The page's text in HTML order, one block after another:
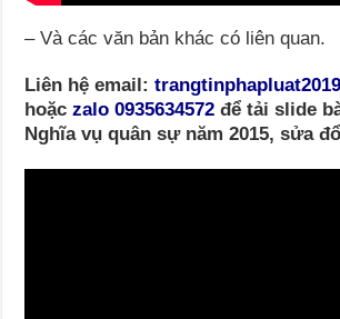
– Và các văn bản khác có liên quan.
Liên hệ email:
hoặczalo 0935634572 để tải slide
Nghĩa vụ quân sự năm 2015, sửa